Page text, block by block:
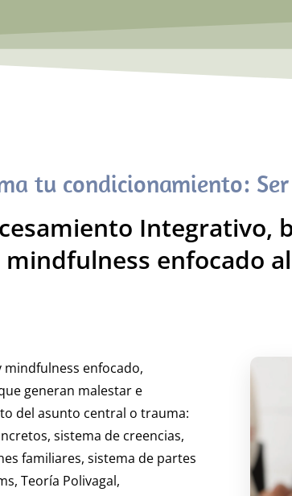
tu condicionamiento:
Integrativo,
enfocado
enfocado,
generan malestar e
del asunto central o trauma:
sistema de creencias,
familiares, sistema de partes
Teoría Polivagal,